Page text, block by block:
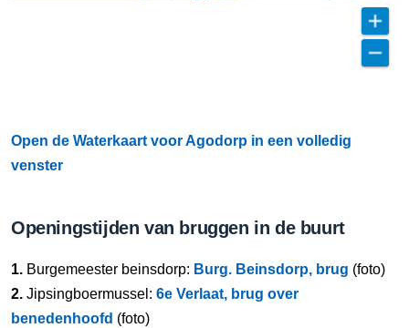
Open de Waterkaart voor Agodorp in een volledig
venster
Openingstijden van bruggen in de buurt
1. Burgemeester beinsdorp: Burg. Beinsdorp, brug (foto)
2. Jipsingboermussel: 6e Verlaat, brug over
benedenhoofd (foto)